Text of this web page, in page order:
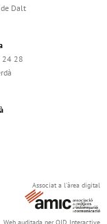
Dalt
24 28
Associat a l'àrea digital
Web auditada per OJD Interactive